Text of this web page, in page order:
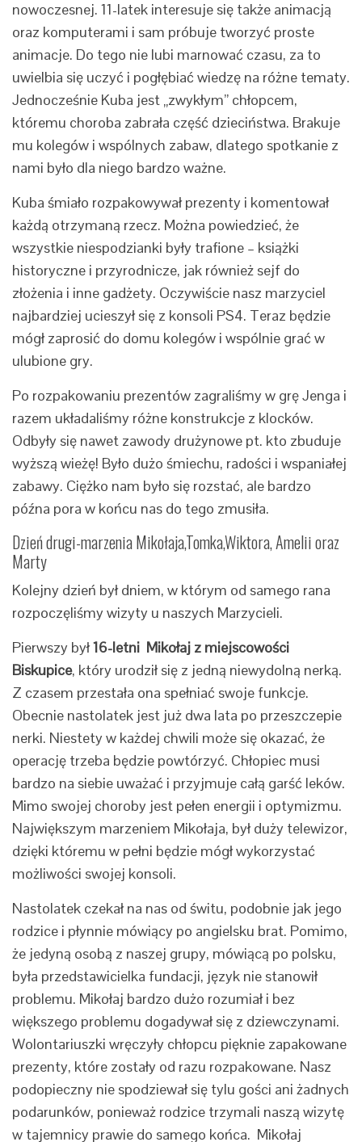
nowoczesnej. 11-latek interesuje się także animacją
oraz komputerami i sam próbuje tworzyć proste
animacje. Do tego nie lubi marnować czasu, za to
uwielbia się uczyć i pogłębiać wiedzę na różne tematy.
Jednocześnie Kuba jest „zwykłym” chłopcem,
któremu choroba zabrała część dzieciństwa. Brakuje
mu kolegów i wspólnych zabaw, dlatego spotkanie z
nami było dla niego bardzo ważne.
Kuba śmiało rozpakowywał prezenty i komentował
każdą otrzymaną rzecz. Można powiedzieć, że
wszystkie niespodzianki były trafione – książki
historyczne i przyrodnicze, jak również sejf do
złożenia i inne gadżety. Oczywiście nasz marzyciel
najbardziej ucieszył się z konsoli PS4. Teraz będzie
mógł zaprosić do domu kolegów i wspólnie grać w
ulubione gry.
Po rozpakowaniu prezentów zagraliśmy w grę Jenga i
razem układaliśmy różne konstrukcje z klocków.
Odbyły się nawet zawody drużynowe pt. kto zbuduje
wyższą wieżę! Było dużo śmiechu, radości i wspaniałej
zabawy. Ciężko nam było się rozstać, ale bardzo
późna pora w końcu nas do tego zmusiła.
Dzień drugi-marzenia Mikołaja,Tomka,Wiktora, Amelii oraz
Marty
Kolejny dzień był dniem, w którym od samego rana
rozpoczęliśmy wizyty u naszych Marzycieli.
Pierwszy był16-letni Mikołaj z miejscowości
Biskupice, który urodził się z jedną niewydolną nerką.
Z czasem przestała ona spełniać swoje funkcje.
Obecnie nastolatek jest już dwa lata po przeszczepie
nerki. Niestety w każdej chwili może się okazać, że
operację trzeba będzie powtórzyć. Chłopiec musi
bardzo na siebie uważać i przyjmuje całą garść leków.
Mimo swojej choroby jest pełen energii i optymizmu.
Największym marzeniem Mikołaja, był duży telewizor,
dzięki któremu w pełni będzie mógł wykorzystać
możliwości swojej konsoli.
Nastolatek czekał na nas od świtu, podobnie jak jego
rodzice i płynnie mówiący po angielsku brat. Pomimo,
że jedyną osobą z naszej grupy, mówiącą po polsku,
była przedstawicielka fundacji, język nie stanowił
problemu. Mikołaj bardzo dużo rozumiał i bez
większego problemu dogadywał się z dziewczynami.
Wolontariuszki wręczyły chłopcu pięknie zapakowane
prezenty, które zostały od razu rozpakowane. Nasz
podopieczny nie spodziewał się tylu gości ani żadnych
podarunków, ponieważ rodzice trzymali naszą wizytę
w tajemnicy prawie do samego końca. Mikołaj